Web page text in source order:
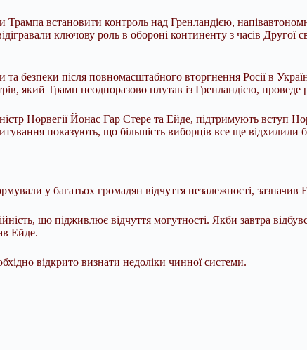
встановити контроль над Гренландією,
ключову роль в обороні континенту з часів Другої
безпеки після повномасштабного вторгнення Росії в
який Трамп неодноразово плутав із Гренландією,
Норвегії Йонас Гар Стере та Ейде, підтримують вступ
показують, що більшість виборців все ще відхилили
у багатьох громадян відчуття незалежності, зазначив
що підживлює відчуття могутності. Якби завтра
Ейде.
відкрито визнати недоліки чинної системи.